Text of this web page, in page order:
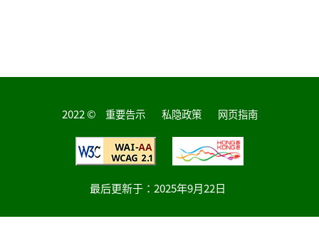
2022 © 重要告示 私隐政策 网页指南
最后更新于： 2025年9月22日